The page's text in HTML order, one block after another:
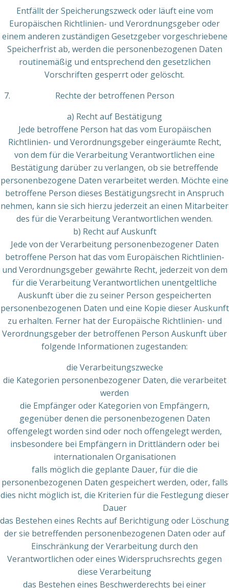
Entfällt der Speicherungszweck oder läuft eine vom
Europäischen Richtlinien- und Verordnungsgeber oder
einem anderen zuständigen Gesetzgeber vorgeschriebene
Speicherfrist ab, werden die personenbezogenen Daten
routinemäßig und entsprechend den gesetzlichen
Vorschriften gesperrt oder gelöscht.
Rechte der betroffenen Person
a) Recht auf Bestätigung
Jede betroffene Person hat das vom Europäischen
Richtlinien- und Verordnungsgeber eingeräumte Recht,
von dem für die Verarbeitung Verantwortlichen eine
Bestätigung darüber zu verlangen, ob sie betreffende
personenbezogene Daten verarbeitet werden. Möchte eine
betroffene Person dieses Bestätigungsrecht in Anspruch
nehmen, kann sie sich hierzu jederzeit an einen Mitarbeiter
des für die Verarbeitung Verantwortlichen wenden.
b) Recht auf Auskunft
Jede von der Verarbeitung personenbezogener Daten
betroffene Person hat das vom Europäischen Richtlinien-
und Verordnungsgeber gewährte Recht, jederzeit von dem
für die Verarbeitung Verantwortlichen unentgeltliche
Auskunft über die zu seiner Person gespeicherten
personenbezogenen Daten und eine Kopie dieser Auskunft
zu erhalten. Ferner hat der Europäische Richtlinien- und
Verordnungsgeber der betroffenen Person Auskunft über
folgende Informationen zugestanden:
die Verarbeitungszwecke
die Kategorien personenbezogener Daten, die verarbeitet
werden
die Empfänger oder Kategorien von Empfängern,
gegenüber denen die personenbezogenen Daten
offengelegt worden sind oder noch offengelegt werden,
insbesondere bei Empfängern in Drittländern oder bei
internationalen Organisationen
falls möglich die geplante Dauer, für die die
personenbezogenen Daten gespeichert werden, oder, falls
dies nicht möglich ist, die Kriterien für die Festlegung dieser
Dauer
das Bestehen eines Rechts auf Berichtigung oder Löschung
der sie betreffenden personenbezogenen Daten oder auf
Einschränkung der Verarbeitung durch den
Verantwortlichen oder eines Widerspruchsrechts gegen
diese Verarbeitung
das Bestehen eines Beschwerderechts bei einer